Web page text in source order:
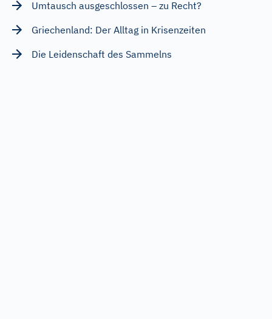
Umtausch ausgeschlossen – zu Recht?
Griechenland: Der Alltag in Krisenzeiten
Die Leidenschaft des Sammelns